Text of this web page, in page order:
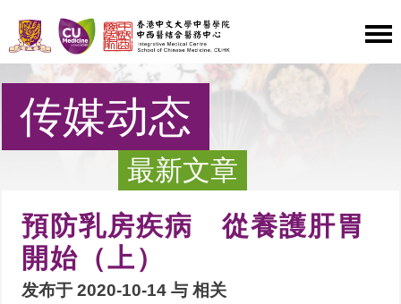
传媒动态
最新文章
預防乳房疾病 從養護肝胃
開始（上）
发布于 2020-10-14 与相关